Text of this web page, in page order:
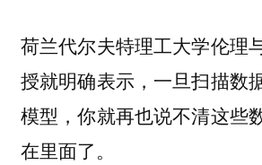
荷兰代尔夫特理工大学伦理
授就明确表示，一旦扫描数
模型，你就再也说不清这些
在里面了。